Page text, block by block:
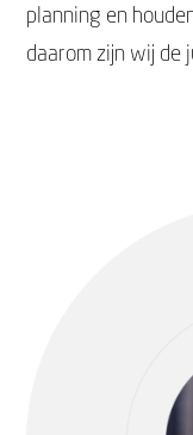
planning en
daarom zijn wij